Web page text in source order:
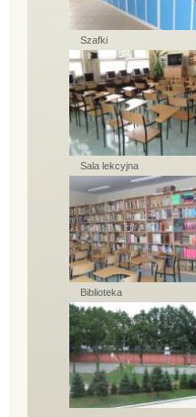
Szafki
Sala lekcyjna
Biblioteka